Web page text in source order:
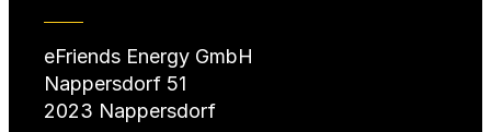
eFriends Energy GmbH
Nappersdorf 51
2023 Nappersdorf